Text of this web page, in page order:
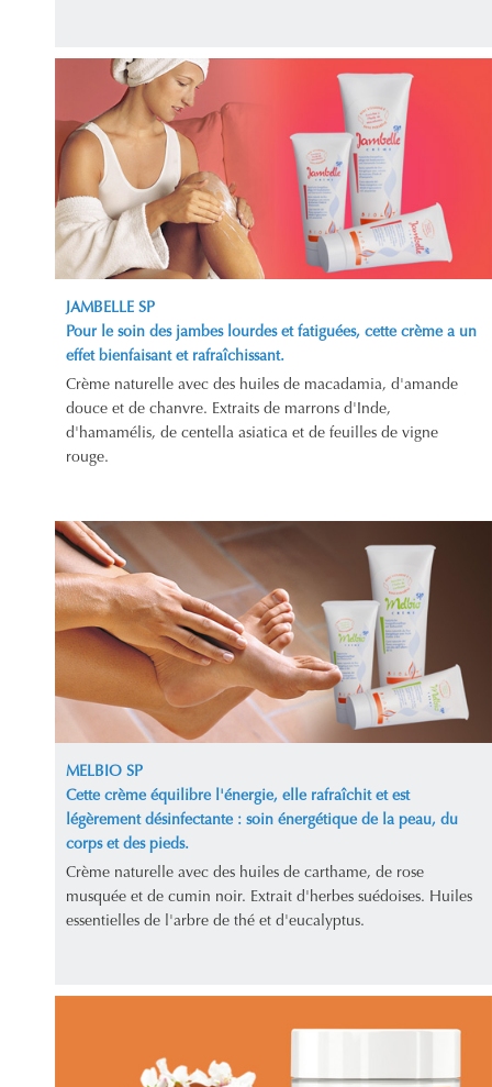
JAMBELLE SP
Pour le soin des jambes lourdes et fatiguées, cette crème a un
effet bienfaisant et rafraîchissant.
Crème naturelle avec des huiles de macadamia, d'amande
douce et de chanvre. Extraits de marrons d'Inde,
d'hamamélis, de centella asiatica et de feuilles de vigne
rouge.
MELBIO SP
Cette crème équilibre l'énergie, elle rafraîchit et est
légèrement désinfectante : soin énergétique de la peau, du
corps et des pieds.
Crème naturelle avec des huiles de carthame, de rose
musquée et de cumin noir. Extrait d'herbes suédoises. Huiles
essentielles de l'arbre de thé et d'eucalyptus.